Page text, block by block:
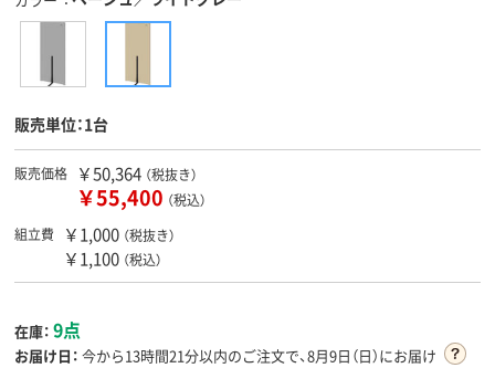
販売単位：1台
販売価格 ￥50,364 （税抜き）
￥55,400 （税込）
組立費
￥1,000 （税抜き）
￥1,100 （税込）
在庫： 9点
お届け日： 今から13時間21分以内のご注文で、8月9日（日）にお届け